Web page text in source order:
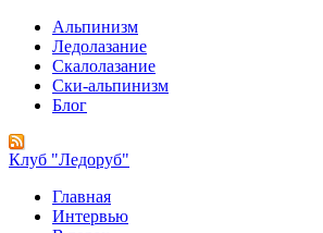
Альпинизм
Ледолазание
Скалолазание
Ски-альпинизм
Блог
Клуб "Ледоруб"
Главная
Интервью